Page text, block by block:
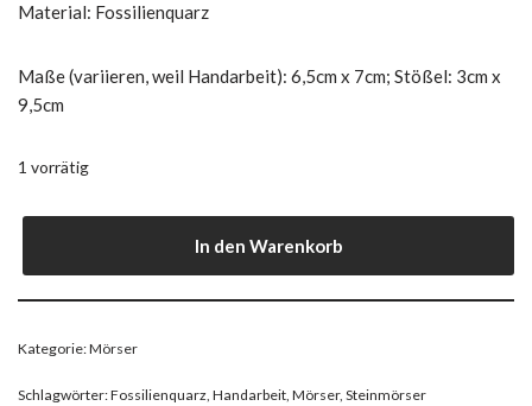
Material: Fossilienquarz
Maße (variieren, weil Handarbeit): 6,5cm x 7cm; Stößel: 3cm x
9,5cm
1 vorrätig
In den Warenkorb
Kategorie:Mörser
Schlagwörter:Fossilienquarz, Handarbeit, Mörser, Steinmörser